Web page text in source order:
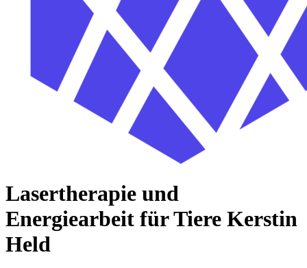
Lasertherapie und
Energiearbeit für Tiere Kerstin
Held